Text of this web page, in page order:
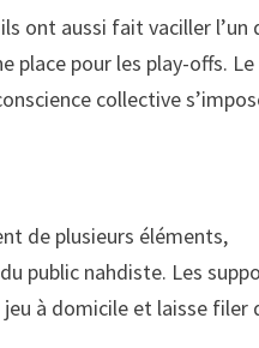
ont aussi fait vaciller l’un
pour les play-offs. Le
collective
de plusieurs éléments,
public nahdiste. Les
à domicile et laisse filer